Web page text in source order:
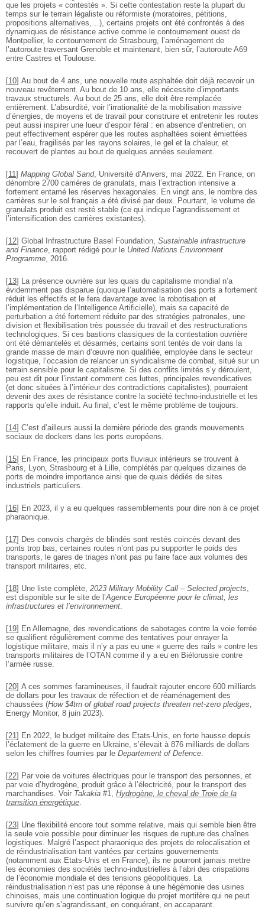
que les projets « contestés ». Si cette contestation reste la plupart du
temps sur le terrain légaliste ou réformiste (moratoires, pétitions,
propositions alternatives,…), certains projets ont été confrontés à des
dynamiques de résistance active comme le contournement ouest de
Montpellier, le contournement de Strasbourg, l’aménagement de
l’autoroute traversant Grenoble et maintenant, bien sûr, l’autoroute A69
entre Castres et Toulouse.
[10] Au bout de 4 ans, une nouvelle route asphaltée doit déjà recevoir un
nouveau revêtement. Au bout de 10 ans, elle nécessite d’importants
travaux structurels. Au bout de 25 ans, elle doit être remplacée
entièrement. L’absurdité, voir l’irrationalité de la mobilisation massive
d’énergies, de moyens et de travail pour construire et entretenir les routes
peut aussi inspirer une lueur d’espoir féral : en absence d’entretien, on
peut effectivement espérer que les routes asphaltées soient émiettées
par l’eau, fragilisés par les rayons solaires, le gel et la chaleur, et
recouvert de plantes au bout de quelques années seulement.
[11] Mapping Global Sand, Université d’Anvers, mai 2022. En France, on
dénombre 2700 carrières de granulats, mais l’extraction intensive a
fortement entamé les réserves hexagonales. En vingt ans, le nombre des
carrières sur le sol français a été divisé par deux. Pourtant, le volume de
granulats produit est resté stable (ce qui indique l’agrandissement et
l’intensification des carrières existantes).
[12] Global Infrastructure Basel Foundation, Sustainable infrastructure
and Finance, rapport rédigé pour le United Nations Environment
Programme, 2016.
[13] La présence ouvrière sur les quais du capitalisme mondial n’a
évidemment pas disparue (quoique l’automatisation des ports a fortement
réduit les effectifs et le fera davantage avec la robotisation et
l’implémentation de l’Intelligence Artificielle), mais sa capacité de
perturbation a été fortement réduite par des stratégies patronales, une
division et flexibilisation très poussée du travail et des restructurations
technologiques. Si ces bastions classiques de la contestation ouvrière
ont été démantelés et désarmés, certains sont tentés de voir dans la
grande masse de main d’œuvre non qualifiée, employée dans le secteur
logistique, l’occasion de relancer un syndicalisme de combat, situé sur un
terrain sensible pour le capitalisme. Si des conflits limités s’y déroulent,
peu est dit pour l’instant comment ces luttes, principales revendicatives
(et donc situées à l’intérieur des contradictions capitalistes), pourraient
devenir des axes de résistance contre la société techno-industrielle et les
rapports qu’elle induit. Au final, c’est le même problème de toujours.
[14] C’est d’ailleurs aussi la dernière période des grands mouvements
sociaux de dockers dans les ports européens.
[15] En France, les principaux ports fluviaux intérieurs se trouvent à
Paris, Lyon, Strasbourg et à Lille, complétés par quelques dizaines de
ports de moindre importance ainsi que de quais dédiés de sites
industriels particuliers.
[16] En 2023, il y a eu quelques rassemblements pour dire non à ce projet
pharaonique.
[17] Des convois chargés de blindés sont restés coincés devant des
ponts trop bas, certaines routes n’ont pas pu supporter le poids des
transports, le gares de triages n’ont pas pu faire face aux volumes des
transport militaires, etc.
[18] Une liste complète, 2023 Military Mobility Call – Selected projects,
est disponible sur le site de l’Agence Européenne pour le climat, les
infrastructures et l’environnement.
[19] En Allemagne, des revendications de sabotages contre la voie ferrée
se qualifient régulièrement comme des tentatives pour enrayer la
logistique militaire, mais il n’y a pas eu une « guerre des rails » contre les
transports militaires de l’OTAN comme il y a eu en Biélorussie contre
l’armée russe.
[20] A ces sommes faramineuses, il faudrait rajouter encore 600 milliards
de dollars pour les travaux de réfection et de réaménagement des
chaussées (How $4trn of global road projects threaten net-zero pledges,
Energy Monitor, 8 juin 2023).
[21] En 2022, le budget militaire des Etats-Unis, en forte hausse depuis
l’éclatement de la guerre en Ukraine, s’élevait à 876 milliards de dollars
selon les chiffres fournies par le Departement of Defence.
[22] Par voie de voitures électriques pour le transport des personnes, et
par voie d’hydrogène, produit grâce à l’électricité, pour le transport des
marchandises. Voir Takakia #1, Hydrogène, le cheval de Troie de la
transition énergétique.
[23] Une flexibilité encore tout somme relative, mais qui semble bien être
la seule voie possible pour diminuer les risques de rupture des chaînes
logistiques. Malgré l’aspect pharaonique des projets de relocalisation et
de réindustrialisation tant vantées par certains gouvernements
(notamment aux Etats-Unis et en France), ils ne pourront jamais mettre
les économies des sociétés techno-industrielles à l’abri des crispations
de l’économie mondiale et des tensions géopolitiques. La
réindustrialisation n’est pas une réponse à une hégémonie des usines
chinoises, mais une continuation logique du projet mortifère qui ne peut
survivre qu’en s’agrandissant, en conquérant, en accaparant.